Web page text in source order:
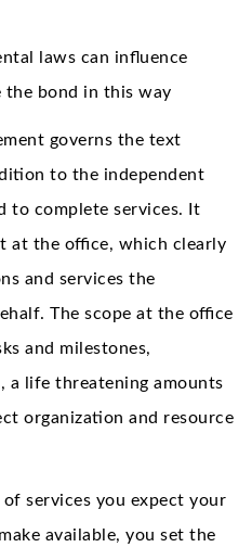
laws can influence
the bond in this way
governs the text
to the independent
to complete services. It
at the office, which clearly
and services the
The scope at the office
and milestones,
a life threatening amounts
organization and resource
services you expect your
available, you set the